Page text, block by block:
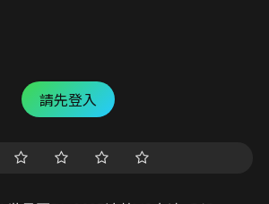
請先登入